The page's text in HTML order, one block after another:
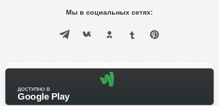
Мы в социальных сетях:
ДОСТУПНО В
Google Play